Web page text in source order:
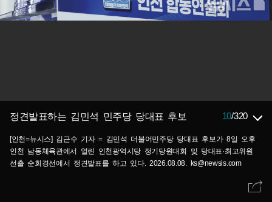
정견발표하는 김민석 민주당 당대표 후보 10/320
[인천=뉴시스] 김근수 기자 = 김민석 더불어민주당 당대표 후보가 8일 오후
인천 남동체육관에서 열린 인천광역시당 정기당원대회 및 당대표·최고위원
선출 순회경선에서 정견발표를 하고 있다. 2026.08.08. ks@newsis.com